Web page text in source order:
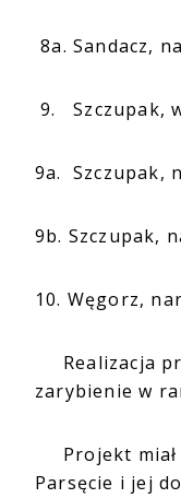
8a. Sandacz,
9. Szczupak,
9a. Szczupak,
9b. Szczupak,
10. Węgorz,
Realizacja
zarybienie w
Projekt miał
Parsęcie i jej